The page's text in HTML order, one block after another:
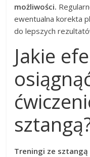
możliwości.
ewentualna korekta
do lepszych
Jakie
Treningi ze sztangą